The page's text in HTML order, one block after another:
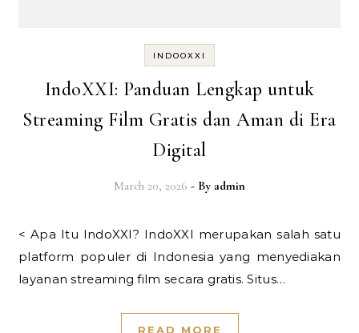
INDOOXXI
IndoXXI: Panduan Lengkap untuk
Streaming Film Gratis dan Aman di Era
Digital
March 20, 2026 - By admin
< Apa Itu IndoXXI? IndoXXI merupakan salah satu
platform populer di Indonesia yang menyediakan
layanan streaming film secara gratis. Situs…
READ MORE